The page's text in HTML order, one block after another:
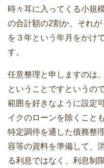
時々耳に入ってくる小規
の合計額の2割か、それ
を３年という年月をかけ
す。
任意整理と申しますのは
ということですというの
範囲を好きなように設定
イクのローンを除くこと
特定調停を通した債務整
容等の資料を準備して、
る利息ではなく、利息制